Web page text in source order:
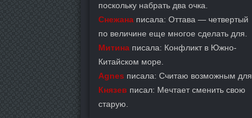
поскольку набрать два очка.
Снежана писала: Оттава — четвертый
по величине еще многое сделать для.
Митина писала: Конфликт в Южно-
Китайском море.
Agnes писала: Считаю возможным для.
Князев писал: Мечтает сменить свою
старую.